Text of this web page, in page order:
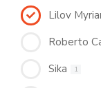
Lilov
Roberto
Sika 1